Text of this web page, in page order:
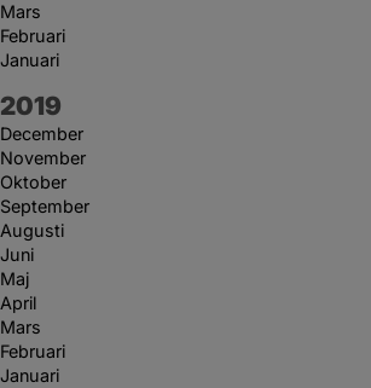
Mars
Februari
Januari
År:
2019
December
November
Oktober
September
Augusti
Juni
Maj
April
Mars
Februari
Januari